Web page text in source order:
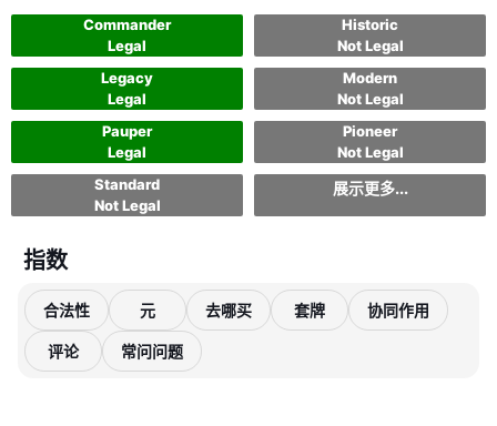
Commander
Legal
Historic
Not Legal
Legacy
Legal
Modern
Not Legal
Pauper
Legal
Pioneer
Not Legal
Standard
Not Legal
展示更多...
指数
合法性 元 去哪买 套牌 协同作用
评论 常问问题